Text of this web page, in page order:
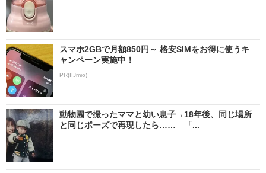
スマホ2GBで月額850円～ 格安SIMをお得に使うキ
ャンペーン実施中！
PR(IIJmio)
動物園で撮ったママと幼い息子→18年後、同じ場所
と同じポーズで再現したら…… 「...